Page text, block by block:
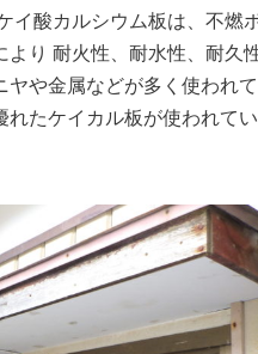
イ酸カルシウム板は、不燃
り 耐火性、耐水性、 耐久
ヤや金属などが多く使われ
れたケイカル板が使われて